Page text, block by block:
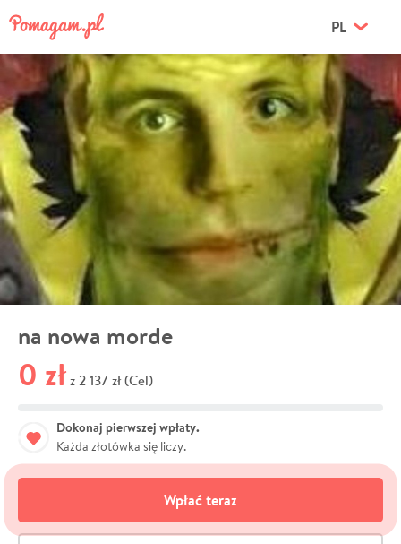
PL
na nowa morde
0 zł z 2 137 zł (Cel)
Dokonaj pierwszej wpłaty.
Każda złotówka się liczy.
Wpłać teraz